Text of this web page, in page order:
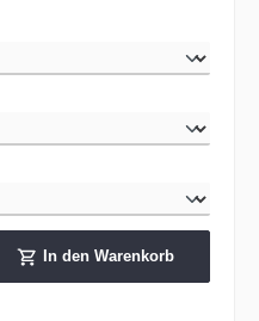
In den Warenkorb